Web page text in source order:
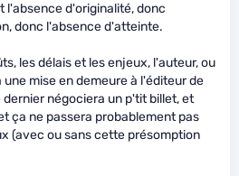
l'absence d'originalité, donc
donc l'absence d'atteinte.
les délais et les enjeux, l'auteur, ou
mise en demeure à l'éditeur de
dernier négociera un p'tit billet, et
ça ne passera probablement pas
(avec ou sans cette présomption